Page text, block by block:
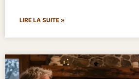
LIRE LA SUITE »